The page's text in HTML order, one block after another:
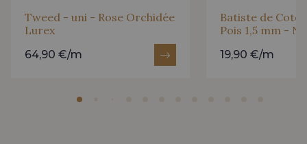
Tweed - uni - Rose Orchidée
Lurex
64,90 €/m
Batiste de
Pois 1,5 mm -
19,90 €/m